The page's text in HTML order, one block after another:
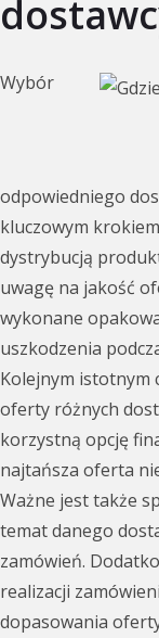
Wybór
odpowiedniego
kluczowym
dystrybucją
uwagę na jakość
wykonane
uszkodzenia
Kolejnym istotnym
oferty różnych
korzystną opcję
najtańsza oferta
Ważne jest także
temat danego
zamówień.
realizacji
dopasowania